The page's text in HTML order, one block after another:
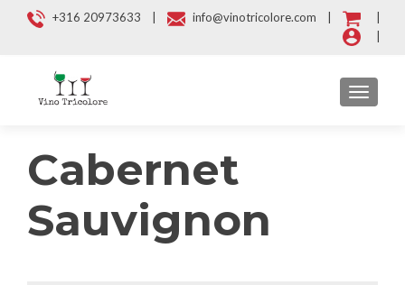
+316 20973633 | info@vinotricolore.com |
Cabernet
Sauvignon